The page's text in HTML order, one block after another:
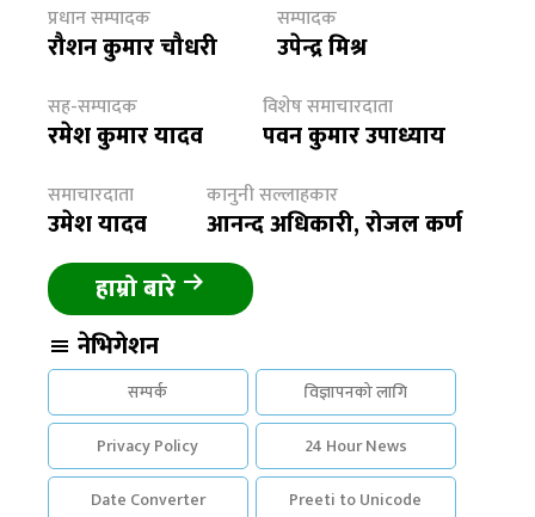
प्रधान सम्पादक
रौशन कुमार चौधरी
सम्पादक
उपेन्द्र मिश्र
सह-सम्पादक
रमेश कुमार यादव
विशेष समाचारदाता
पवन कुमार उपाध्याय
समाचारदाता
उमेश यादव
कानुनी सल्लाहकार
आनन्द अधिकारी, रोजल कर्ण
हाम्रो बारे
नेभिगेशन
सम्पर्क
विज्ञापनको लागि
Privacy Policy
24 Hour News
Date Converter
Preeti to Unicode